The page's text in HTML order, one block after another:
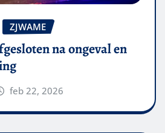
ZJWAME
na ongeval en
feb 22, 2026